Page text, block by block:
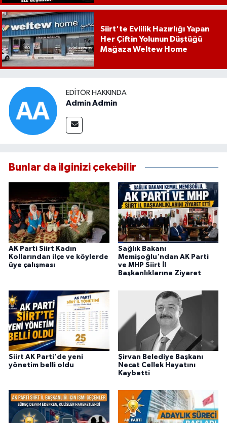
Siirt'te Evlilik Hazırlığı Yapan
Her Çiftin Yolunun Düştüğü
Mağaza Weltew Home
EDITÖR HAKKINDA
Admin Admin
Bunlar da ilginizi çekebilir
AK Parti Siirt Kadın
Kollarından ilçe ve köylerde
üye çalışması
Sağlık Bakanı
Memişoğlu'ndan AK Parti
ve MHP Siirt İl
Başkanlıklarına Ziyaret
Siirt AK Parti'de yeni
yönetim belli oldu
Şirvan Belediye Başkanı
Necat Cellek Hayatını
Kaybetti